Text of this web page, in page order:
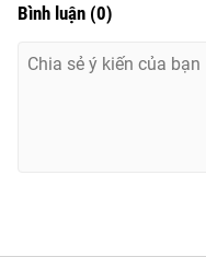
Tổng đài VTV:
Ðiện thoại Thời báo VTV:
Bình luận (0)